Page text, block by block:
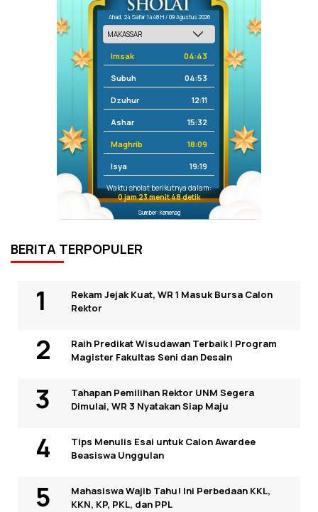
Ahad, 24 Safar 1448 H / 09 Agustus 2026
Imsak 04:43
Subuh 04:53
Dzuhur 12:11
Ashar 15:32
Maghrib 18:09
Isya 19:19
Waktu sholat berikutnya dalam:
0 jam 23 menit 47 detik
Sumber: Kemenag
BERITA TERPOPULER
Rekam Jejak Kuat, WR 1 Masuk Bursa Calon
Rektor
Raih Predikat Wisudawan Terbaik I Program
Magister Fakultas Seni dan Desain
Tahapan Pemilihan Rektor UNM Segera
Dimulai, WR 3 Nyatakan Siap Maju
Tips Menulis Esai untuk Calon Awardee
Beasiswa Unggulan
Mahasiswa Wajib Tahu! Ini Perbedaan KKL,
KKN, KP, PKL, dan PPL